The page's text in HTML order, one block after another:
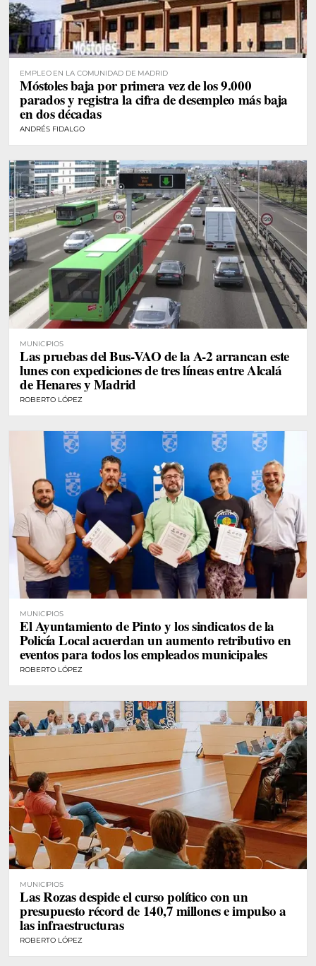
EMPLEO EN LA COMUNIDAD DE MADRID
Móstoles baja por primera vez de los 9.000
parados y registra la cifra de desempleo más baja
en dos décadas
ANDRÉS FIDALGO
MUNICIPIOS
Las pruebas del Bus-VAO de la A-2 arrancan este
lunes con expediciones de tres líneas entre Alcalá
de Henares y Madrid
ROBERTO LÓPEZ
MUNICIPIOS
El Ayuntamiento de Pinto y los sindicatos de la
Policía Local acuerdan un aumento retributivo en
eventos para todos los empleados municipales
ROBERTO LÓPEZ
MUNICIPIOS
Las Rozas despide el curso político con un
presupuesto récord de 140,7 millones e impulso a
las infraestructuras
ROBERTO LÓPEZ